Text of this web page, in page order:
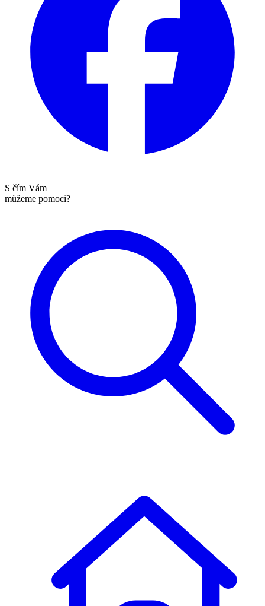
S čím Vám
můžeme pomoci?